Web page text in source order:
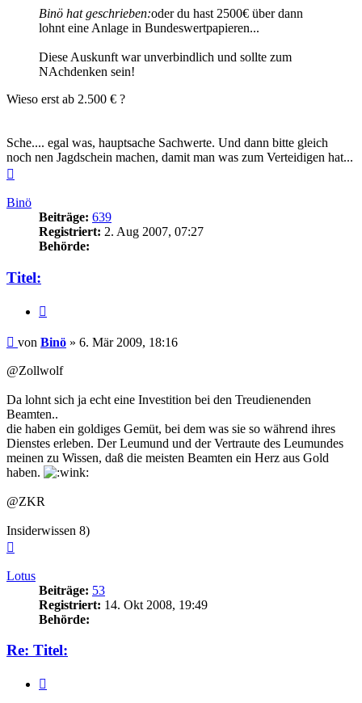
Binö hat geschrieben:oder du hast 2500€ über dann
lohnt eine Anlage in Bundeswertpapieren...
Diese Auskunft war unverbindlich und sollte zum
NAchdenken sein!
Wieso erst ab 2.500 € ?
Sche.... egal was, hauptsache Sachwerte. Und dann bitte gleich
noch nen Jagdschein machen, damit man was zum Verteidigen hat...
Binö
Beiträge: 639
Registriert: 2. Aug 2007, 07:27
Behörde:
Titel:
Beitrag
von Binö » 6. Mär 2009, 18:16
@Zollwolf
Da lohnt sich ja echt eine Investition bei den Treudienenden
Beamten..
die haben ein goldiges Gemüt, bei dem was sie so während ihres
Dienstes erleben. Der Leumund und der Vertraute des Leumundes
meinen zu Wissen, daß die meisten Beamten ein Herz aus Gold
haben.
@ZKR
Insiderwissen 8)
Lotus
Beiträge: 53
Registriert: 14. Okt 2008, 19:49
Behörde:
Re: Titel: